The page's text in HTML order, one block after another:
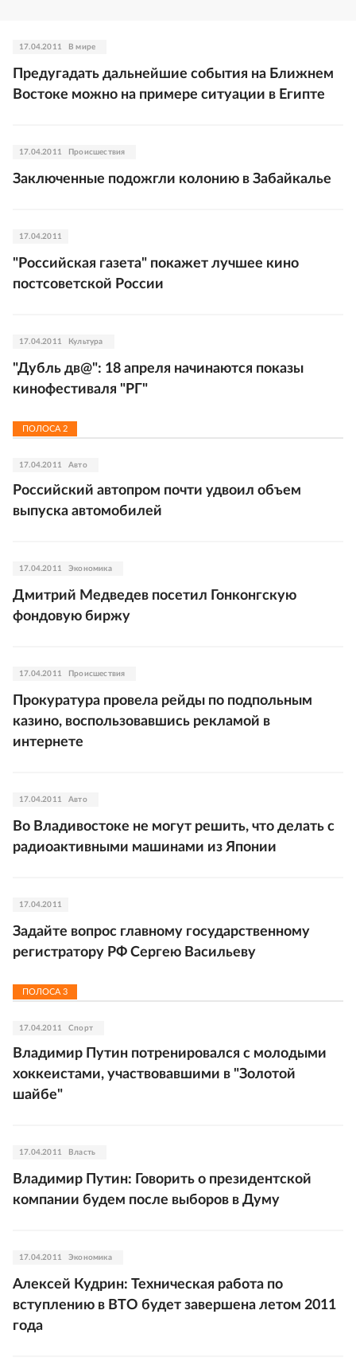
17.04.2011 В мире
Предугадать дальнейшие события на Ближнем
Востоке можно на примере ситуации в Египте
17.04.2011 Происшествия
Заключенные подожгли колонию в Забайкалье
17.04.2011
"Российская газета" покажет лучшее кино
постсоветской России
17.04.2011 Культура
"Дубль дв@": 18 апреля начинаются показы
кинофестиваля "РГ"
ПОЛОСА 2
17.04.2011 Авто
Российский автопром почти удвоил объем
выпуска автомобилей
17.04.2011 Экономика
Дмитрий Медведев посетил Гонконгскую
фондовую биржу
17.04.2011 Происшествия
Прокуратура провела рейды по подпольным
казино, воспользовавшись рекламой в
интернете
17.04.2011 Авто
Во Владивостоке не могут решить, что делать с
радиоактивными машинами из Японии
17.04.2011
Задайте вопрос главному государственному
регистратору РФ Сергею Васильеву
ПОЛОСА 3
17.04.2011 Спорт
Владимир Путин потренировался с молодыми
хоккеистами, участвовавшими в "Золотой
шайбе"
17.04.2011 Власть
Владимир Путин: Говорить о президентской
компании будем после выборов в Думу
17.04.2011 Экономика
Алексей Кудрин: Техническая работа по
вступлению в ВТО будет завершена летом 2011
года